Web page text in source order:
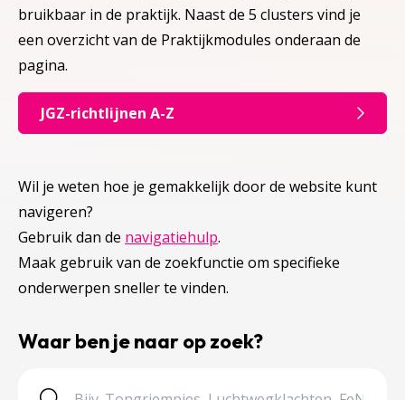
bruikbaar in de praktijk. Naast de 5 clusters vind je
een overzicht van de Praktijkmodules onderaan de
pagina.
JGZ-richtlijnen A-Z
Wil je weten hoe je gemakkelijk door de website kunt
navigeren?
Gebruik dan de navigatiehulp.
Maak gebruik van de zoekfunctie om specifieke
onderwerpen sneller te vinden.
Waar ben je naar op zoek?